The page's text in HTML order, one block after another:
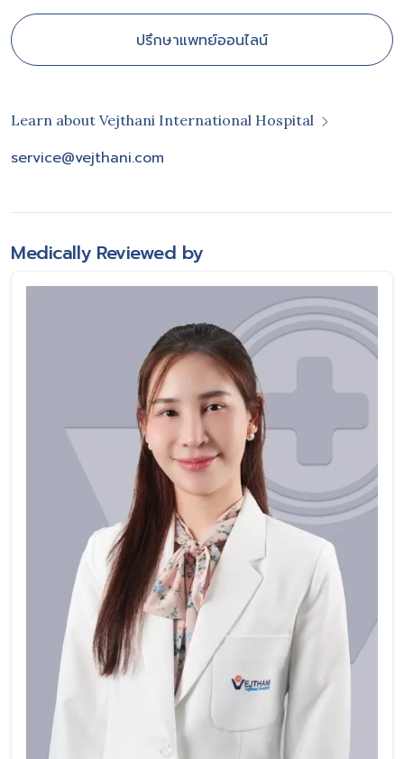
ปรึกษาแพทย์ออนไลน์
Learn about Vejthani International Hospital
service@vejthani.com
Medically Reviewed by